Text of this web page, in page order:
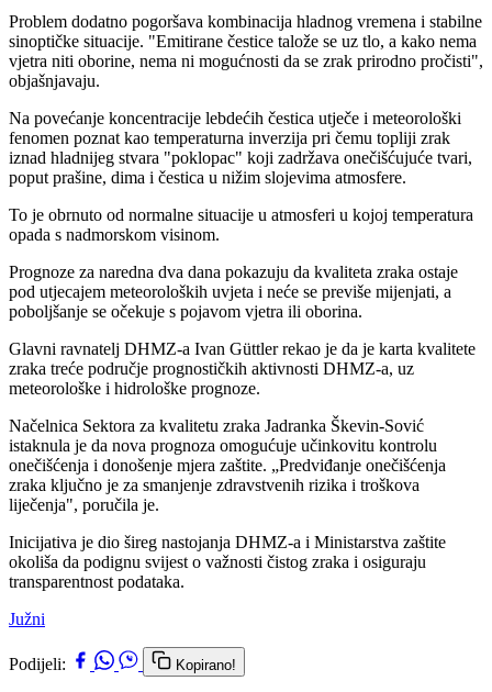
Problem dodatno pogoršava kombinacija hladnog vremena i stabilne
sinoptičke situacije. "Emitirane čestice talože se uz tlo, a kako nema
vjetra niti oborine, nema ni mogućnosti da se zrak prirodno pročisti",
objašnjavaju.
Na povećanje koncentracije lebdećih čestica utječe i meteorološki
fenomen poznat kao temperaturna inverzija pri čemu topliji zrak
iznad hladnijeg stvara "poklopac" koji zadržava onečišćujuće tvari,
poput prašine, dima i čestica u nižim slojevima atmosfere.
To je obrnuto od normalne situacije u atmosferi u kojoj temperatura
opada s nadmorskom visinom.
Prognoze za naredna dva dana pokazuju da kvaliteta zraka ostaje
pod utjecajem meteoroloških uvjeta i neće se previše mijenjati, a
poboljšanje se očekuje s pojavom vjetra ili oborina.
Glavni ravnatelj DHMZ-a Ivan Güttler rekao je da je karta kvalitete
zraka treće područje prognostičkih aktivnosti DHMZ-a, uz
meteorološke i hidrološke prognoze.
Načelnica Sektora za kvalitetu zraka Jadranka Škevin-Sović
istaknula je da nova prognoza omogućuje učinkovitu kontrolu
onečišćenja i donošenje mjera zaštite. „Predviđanje onečišćenja
zraka ključno je za smanjenje zdravstvenih rizika i troškova
liječenja", poručila je.
Inicijativa je dio šireg nastojanja DHMZ-a i Ministarstva zaštite
okoliša da podignu svijest o važnosti čistog zraka i osiguraju
transparentnost podataka.
Južni
Podijeli: Kopirano!